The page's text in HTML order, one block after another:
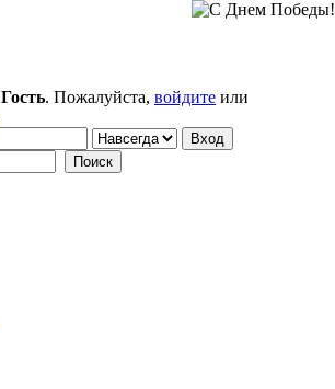
Гость. Пожалуйста, войдите или